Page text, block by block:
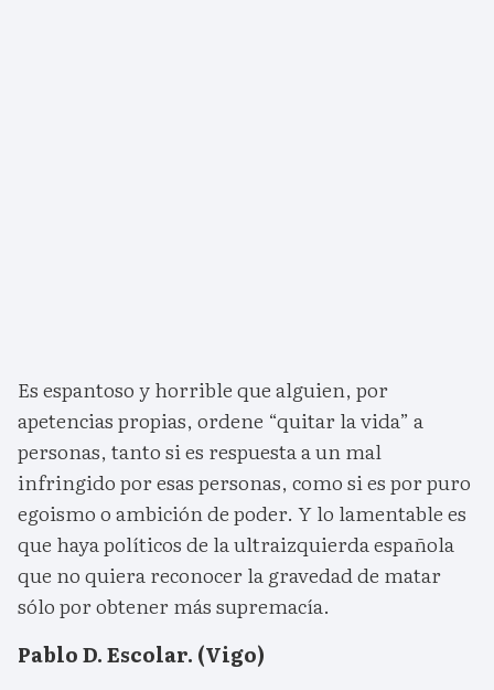
Es espantoso y horrible que alguien, por
apetencias propias, ordene “quitar la vida” a
personas, tanto si es respuesta a un mal
infringido por esas personas, como si es por puro
egoismo o ambición de poder. Y lo lamentable es
que haya políticos de la ultraizquierda española
que no quiera reconocer la gravedad de matar
sólo por obtener más supremacía.
Pablo D. Escolar. (Vigo)